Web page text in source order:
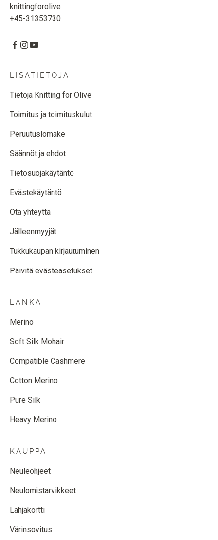
knittingforolive
+45-31353730
LISÄTIETOJA
Tietoja Knitting for Olive
Toimitus ja toimituskulut
Peruutuslomake
Säännöt ja ehdot
Tietosuojakäytäntö
Evästekäytäntö
Ota yhteyttä
Jälleenmyyjät
Tukkukaupan kirjautuminen
Päivitä evästeasetukset
LANKA
Merino
Soft Silk Mohair
Compatible Cashmere
Cotton Merino
Pure Silk
Heavy Merino
KAUPPA
Neuleohjeet
Neulomistarvikkeet
Lahjakortti
Värinsovitus